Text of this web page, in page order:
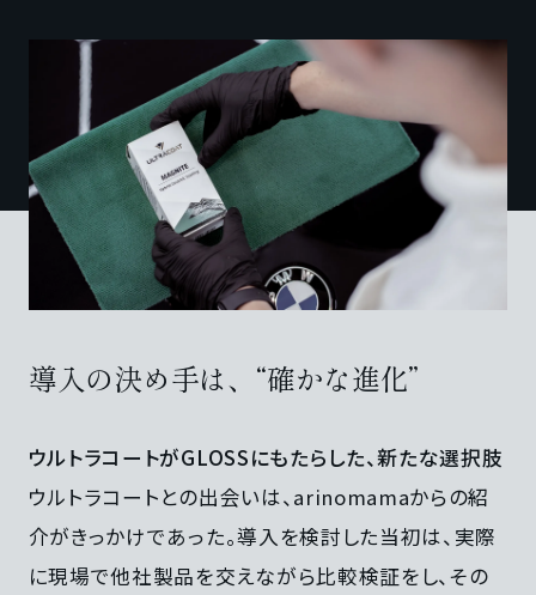
導入の決め手は、“確かな進化”
ウルトラコートがGLOSSにもたらした、新たな選択肢
ウルトラコートとの出会いは、arinomamaからの紹
介がきっかけであった。導入を検討した当初は、実際
に現場で他社製品を交えながら比較検証をし、その